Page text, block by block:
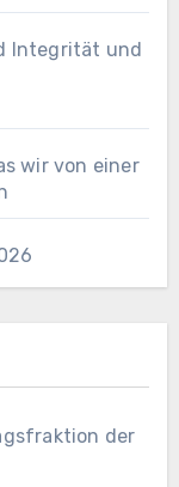
Integrität und
wir von einer
der